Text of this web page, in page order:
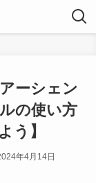
ーシェン
の使い方
う】
年4月14日